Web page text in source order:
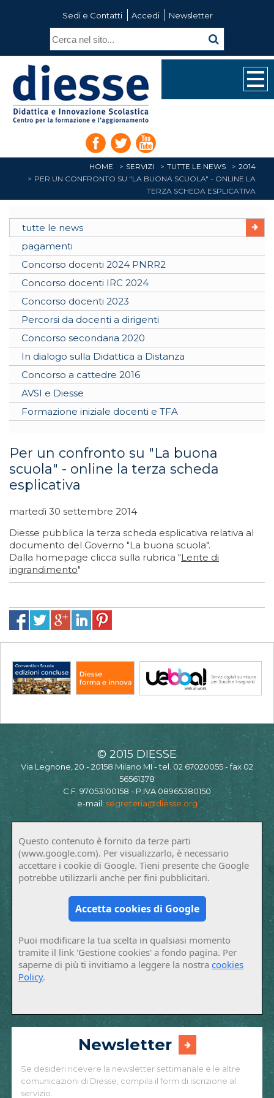
Sedi e Contatti Accedi Newsletter
HOME SERVIZI TUTTE LE NEWS
2014
PER UN CONFRONTO SU "LA BUONA SCUOLA" - ONLINE LA
TERZA SCHEDA ESPLICATIVA
tutte le news
pagamenti
Concorso docenti 2024 PNRR2
Concorso docenti IRC 2024
Concorso docenti 2023
Percorsi da docenti a dirigenti
Concorso secondaria 2020
In dialogo sulla Didattica a Distanza
Concorso a cattedre 2016
AVSI e Diesse
Formazione iniziale docenti e TFA
Per un confronto su "La buona
scuola" - online la terza scheda
esplicativa
martedì 30 settembre 2014
Diesse pubblica la terza scheda esplicativa relativa al
documento del Governo "La buona scuola".
Dalla homepage clicca sulla rubrica "Lente di
ingrandimento"
© 2015 DIESSE
Via Legnone, 20 - 20158 Milano MI - tel. 02 67020055 - fax 02
56561378
C.F. 97053100158 - P.IVA 08965380150
e-mail: segreteria@diesse.org
Questo contenuto è fornito da terze parti
(www.google.com). Per visualizzarlo, è necessario
accettare i cookie di Google. Tieni presente che Google
potrebbe utilizzarli anche per fini pubblicitari.
Accetta cookies di Google
Puoi modificare la tua scelta in qualsiasi momento
tramite il link 'Gestione cookies' a fondo pagina. Per
saperne di più ti invitiamo a leggere la nostracookies
Policy.
Newsletter
Se desideri ricevere la newsletter settimanale e le altre
comunicazioni di Diesse, compila il form di iscrizione al
servizio.